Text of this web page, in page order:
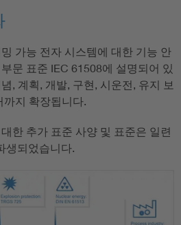
가능 전자 시스템에 대한 기능 안
문 표준 IEC 61508에 설명되어 있
, 계획, 개발, 구현, 시운전, 유지 보
까지 확장됩니다.
한 추가 표준 사양 및 표준은 일련
생되었습니다.